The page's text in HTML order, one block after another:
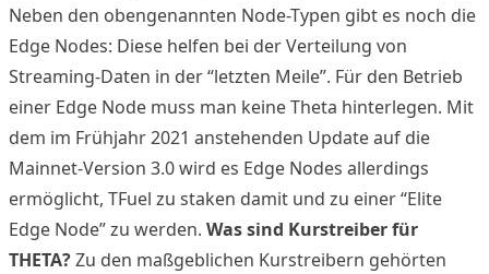
Neben den obengenannten Node-Typen gibt es noch die
Edge Nodes: Diese helfen bei der Verteilung von
Streaming-Daten in der “letzten Meile”. Für den Betrieb
einer Edge Node muss man keine Theta hinterlegen. Mit
dem im Frühjahr 2021 anstehenden Update auf die
Mainnet-Version 3.0 wird es Edge Nodes allerdings
ermöglicht, TFuel zu staken damit und zu einer “Elite
Edge Node” zu werden. Was sind Kurstreiber für
THETA?Zu den maßgeblichen Kurstreibern gehörten